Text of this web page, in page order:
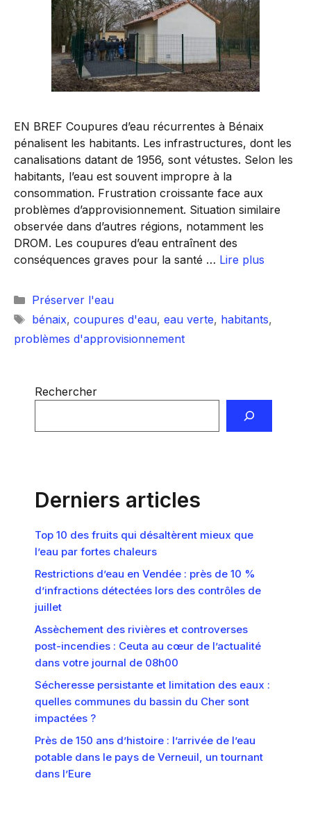
EN BREF Coupures d’eau récurrentes à Bénaix
pénalisent les habitants. Les infrastructures, dont les
canalisations datant de 1956, sont vétustes. Selon les
habitants, l’eau est souvent impropre à la
consommation. Frustration croissante face aux
problèmes d’approvisionnement. Situation similaire
observée dans d’autres régions, notamment les
DROM. Les coupures d’eau entraînent des
conséquences graves pour la santé … Lire plus
Catégories
Préserver l'eau
Étiquettes
bénaix, coupures d'eau, eau verte, habitants,
problèmes d'approvisionnement
Rechercher
Derniers articles
Top 10 des fruits qui désaltèrent mieux que
l’eau par fortes chaleurs
Restrictions d’eau en Vendée : près de 10 %
d’infractions détectées lors des contrôles de
juillet
Assèchement des rivières et controverses
post-incendies : Ceuta au cœur de l’actualité
dans votre journal de 08h00
Sécheresse persistante et limitation des eaux :
quelles communes du bassin du Cher sont
impactées ?
Près de 150 ans d’histoire : l’arrivée de l’eau
potable dans le pays de Verneuil, un tournant
dans l’Eure